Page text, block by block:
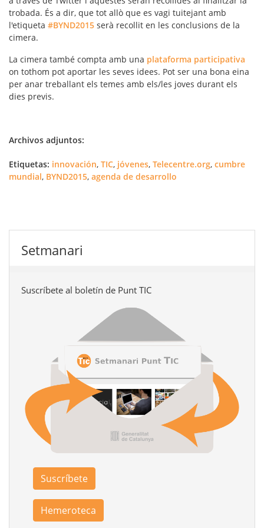
trobada. És a dir, que tot allò que es vagi tuitejant amb
l'etiqueta #BYND2015 serà recollit en les conclusions de la
cimera.
La cimera també compta amb una plataforma participativa
on tothom pot aportar les seves idees. Pot ser una bona eina
per anar treballant els temes amb els/les joves durant els
dies previs.
Archivos adjuntos:
Etiquetas: innovación, TIC, jóvenes, Telecentre.org, cumbre
mundial, BYND2015, agenda de desarrollo
Setmanari
Suscríbete al boletín de Punt TIC
Suscríbete
Hemeroteca